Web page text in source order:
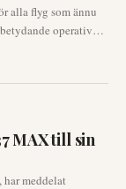
alla flyg som ännu
operativa
skapar
MAX till sin
har meddelat